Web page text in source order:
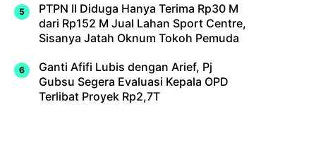
PTPN II Diduga Hanya Terima Rp30 M
dari Rp152 M Jual Lahan Sport Centre,
Sisanya Jatah Oknum Tokoh Pemuda
Ganti Afifi Lubis dengan Arief, Pj
Gubsu Segera Evaluasi Kepala OPD
Terlibat Proyek Rp2,7T